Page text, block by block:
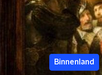
Binnenland